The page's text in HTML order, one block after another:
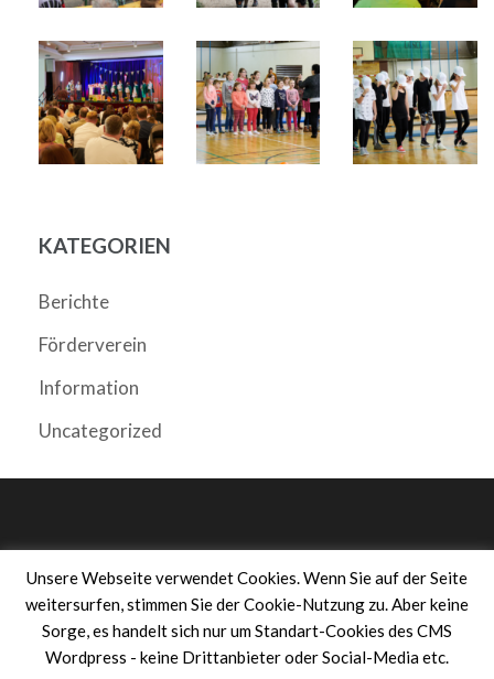
KATEGORIEN
Berichte
Förderverein
Information
Uncategorized
Datenschutzerklärung
Transparenzhinweis
Unsere Webseite verwendet Cookies. Wenn Sie auf der Seite
weitersurfen, stimmen Sie der Cookie-Nutzung zu. Aber keine
Sorge, es handelt sich nur um Standart-Cookies des CMS
Wordpress - keine Drittanbieter oder Social-Media etc.